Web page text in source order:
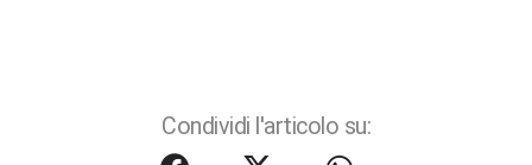
Condividi l'articolo su: